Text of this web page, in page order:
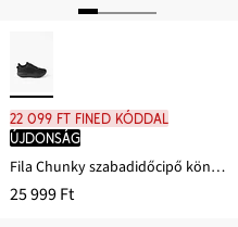
22 099 Ft FINED kóddal
újdonság
Fila Chunky szabadidőcipő könnyed járótalppal
25 999 Ft